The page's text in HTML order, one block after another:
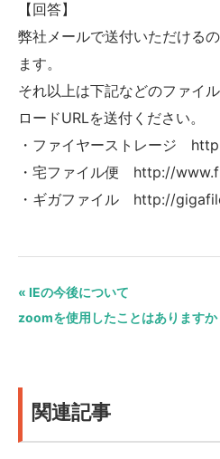
【回答】
弊社メールで送付いただける
ます。
それ以上は下記などのファイ
ロードURLを送付ください。
・ファイヤーストレージ
・宅ファイル便 http://
・ギガファイル http://
« IEの今後について
zoomを使用したことはありますか
関連記事